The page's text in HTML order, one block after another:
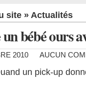
site » Actualités
bébé ours
2010 AUCUN
un pick-up